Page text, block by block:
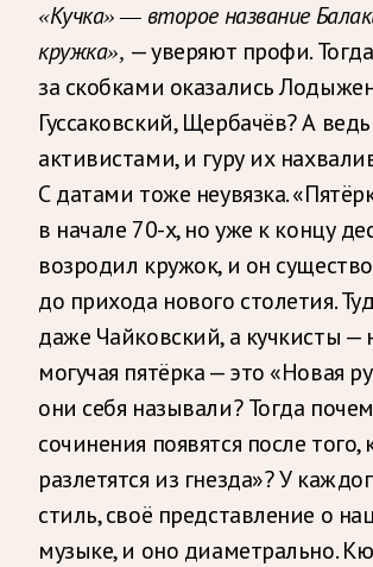
«Кучка» — второе название
кружка», — уверяют профи.
за скобками оказались
Гуссаковский, Щербачёв? А
активистами, и гуру их
С датами тоже неувязка.
в начале 70-х, но уже к концу
возродил кружок, и он
до прихода нового столетия.
даже Чайковский, а кучкисты —
могучая пятёрка — это «Новая
они себя называли? Тогда
сочинения появятся после того,
разлетятся из гнезда»? У
стиль, своё представление о
музыке, и оно диаметрально.